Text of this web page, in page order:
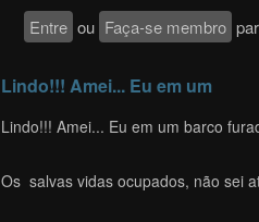
Entre ou Faça-se membro
Lindo!!! Amei... Eu em um
Lindo!!! Amei... Eu em um barco
Os salvas vidas ocupados, não sei